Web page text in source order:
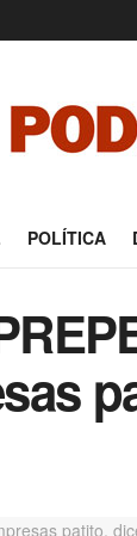
POLÍTICA